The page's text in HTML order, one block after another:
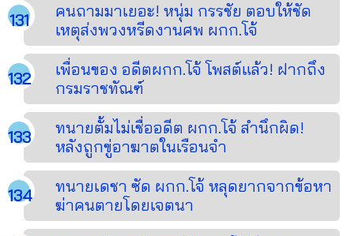
คนถามมาเยอะ! หนุ่ม กรรชัย ตอบให้ชัด
เหตุส่งพวงหรีดงานศพ ผกก.โจ้
เพื่อนของ อดีตผกก.โจ้ โพสต์แล้ว! ฝากถึง
กรมราชทัณฑ์
ทนายตั้มไม่เชื่ออดีต ผกก.โจ้ สำนึกผิด!
หลังถูกขู่อาฆาตในเรือนจำ
ทนายเดชา ซัด ผกก.โจ้ หลุดยากจากข้อหา
ฆ่าคนตายโดยเจตนา